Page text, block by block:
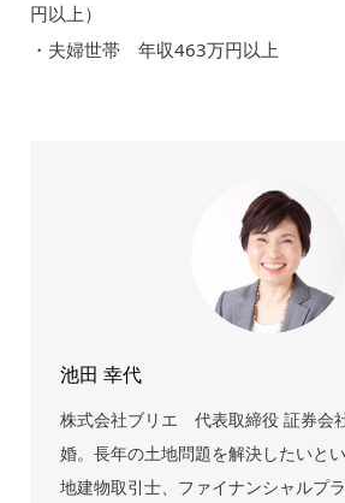
円以上）
・夫婦世帯 年収463万円以上
池田 幸代
株式会社ブリエ 代表取締役 証券会
婚。長年の土地問題を解決したいと
地建物取引士、ファイナンシャルプ